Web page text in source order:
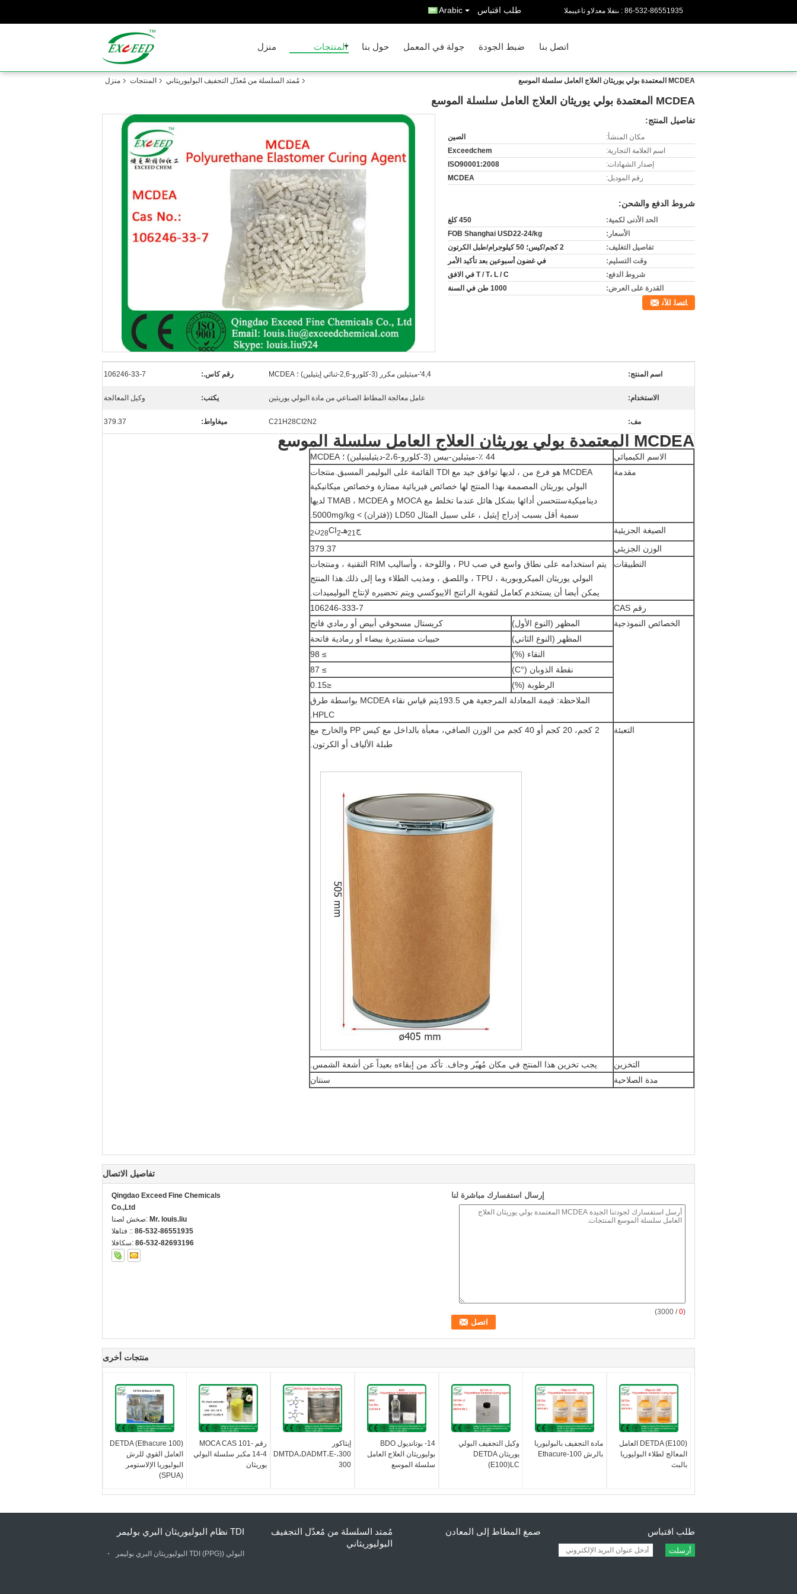
المبيعات والدعم الفنى : 86-532-86551935 طلب اقتباس Arabic
منزل المنتجات حول بنا جولة في المعمل ضبط الجودة اتصل بنا
منزل المنتجات مُمتد السلسلة من مُعدّل التجفيف البوليوريثاني MCDEA المعتمدة بولي يوريثان العلاج العامل سلسلة الموسع
MCDEA المعتمدة بولي يوريثان العلاج العامل سلسلة الموسع
تفاصيل المنتج:
مكان المنشأ:
الصين
اسم العلامة التجارية:
Exceedchem
إصدار الشهادات:
ISO90001:2008
رقم الموديل:
MCDEA
شروط الدفع والشحن:
الحد الأدنى لكمية:
450 كلغ
الأسعار:
FOB Shanghai USD22-24/kg
تفاصيل التغليف:
2 كجم/كيس؛ 50 كيلوجرام/طبل الكرتون
وقت التسليم:
في غضون أسبوعين بعد تأكيد الأمر
شروط الدفع:
T / T، L / C في الافق
القدرة على العرض:
1000 طن في السنة
ﺎﺘﺼﻟ ﺍﻶﻧ
اسم المنتج: 4,4'-ميثيلين مكرر (3-كلورو-2,6-ثنائي إيثيلين) ؛ MCDEA رقم كاس.: 106246-33-7
الاستخدام: عامل معالجة المطاط الصناعي من مادة البولي يوريثين يكتب: وكيل المعالجة
مف: C21H28CI2N2 ميغاواط: 379.37
MCDEA المعتمدة بولي يوريثان العلاج العامل سلسلة الموسع
الاسم الكيميائي
44 ٪-ميثيلين-بيس (3-كلورو-2،6-ديثيلينيلين) ؛ MCDEA
مقدمة
MCDEA هو فرع من ، لديها توافق جيد مع TDl القائمة على البوليمر المسبق.منتجات
البولي يوريثان المصممة بهذا المنتج لها خصائص فيزيائية ممتازة وخصائص ميكانيكية
ديناميكيةستتحسن أدائها بشكل هائل عندما تخلط مع MOCA و TMAB ، MCDEA لديها
سمية أقل بسبب إدراج إيثيل ، على سبيل المثال LD50 ((فئران) > 5000mg/kg.
الصيغة الجزيئية
ج 21هـ 28CI2 ن2
الوزن الجزيئي
379.37
التطبيقات
يتم استخدامه على نطاق واسع في صب PU ، واللوحة ، وأساليب RIM التقنية ، ومنتجات
البولي يوريثان الميكروبورية ، TPU ، واللصق ، ومذيب الطلاء وما إلى ذلك.هذا المنتج
يمكن أيضا أن يستخدم كعامل لتقوية الراتنج الايبوكسي ويتم تحضيره لإنتاج البوليميدات.
رقم CAS
106246-333-7
الخصائص النموذجية
المظهر (النوع الأول)
كريستال مسحوقي أبيض أو رمادي فاتح
المظهر (النوع الثاني)
حبيبات مستديرة بيضاء أو رمادية فاتحة
النقاء (%)
≥ 98
نقطة الذوبان (°C)
≥ 87
الرطوبة (%)
≤0.15
الملاحظة: قيمة المعادلة المرجعية هي 193.5يتم قياس نقاء MCDEA بواسطة طرق
HPLC.
التعبئة
2 كجم، 20 كجم أو 40 كجم من الوزن الصافي، معبأة بالداخل مع كيس PP والخارج مع
طبلة الألياف أو الكرتون.
التخزين
يجب تخزين هذا المنتج في مكان مُهبّر وجاف. تأكد من إبقاءه بعيداً عن أشعة الشمس.
مدة الصلاحية
سنتان
تفاصيل الاتصال
Qingdao Exceed Fine Chemicals
Co.,Ltd
اتصل شخص: Mr. louis.liu
الهاتف :: 86-532-86551935
الفاكس: 86-532-82693196
إرسال استفسارك مباشرة لنا
(
0
/ 3000)
منتجات أخرى
DETDA (Ethacure 100)
العامل القوي للرش
البوليوريا الإلاستومر
(SPUA)
رقم MOCA CAS 101-
14-4 مكبر سلسلة البولي
يوريثان
إيثاكور
300،DMTDA،DADMT،E-
300
14- بوتانديول BDO
بوليوريثان العلاج العامل
سلسلة الموسع
وكيل التجفيف البولي
يوريثان DETDA
(E100)LC
مادة التجفيف بالبوليوريا
بالرش Ethacure-100
DETDA (E100) العامل
المعالج لطلاء البوليوريا
بالبث
TDI نظام البوليوريثان البري بوليمر
البولي ((PPG) TDI البوليوريثان البري بوليمر
مُمتد السلسلة من مُعدّل التجفيف
البوليوريثاني
صمغ المطاط إلى المعادن طلب اقتباس
أرسلت